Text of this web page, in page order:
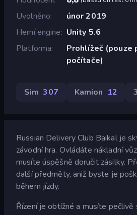
Uvolněno
únor 2019
Herní engine
Unity 5.6
Platforma
Prohlížeč (pouze
počítače)
Sim 307 Kamion 12
Russian Delivery Club Baikal je
závodní hra. Ovládáte nákladní
musíte úspěšně doručit zásilky.
další předměty, aniž byste je
během jízdy.
Řízení je obtížné a musíte